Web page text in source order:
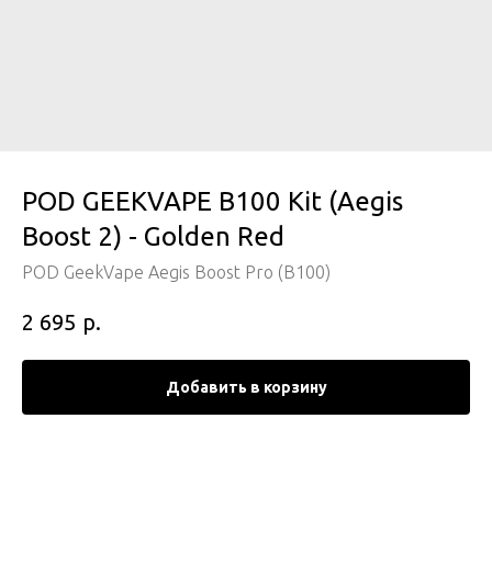
POD GEEKVAPE B100 Kit (Aegis
Boost 2) - Golden Red
POD GeekVape Aegis Boost Pro (B100)
2 695 р.
Добавить в корзину